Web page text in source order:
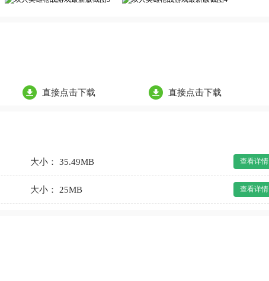
直接点击下载 直接点击下载
大小： 35.49MB 查看详情
大小： 25MB 查看详情